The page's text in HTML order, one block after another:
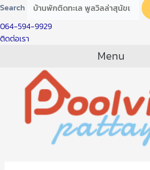
Search
064-594-9929
ติดต่อเรา
Menu